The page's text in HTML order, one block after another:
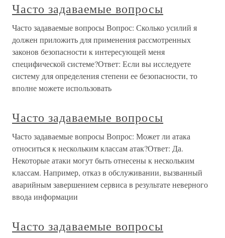
Часто задаваемые вопросы
Часто задаваемые вопросы Вопрос: Сколько усилий я
должен приложить для применения рассмотренных
законов безопасности к интересующей меня
специфической системе?Ответ: Если вы исследуете
систему для определения степени ее безопасности, то
вполне можете использовать
Часто задаваемые вопросы
Часто задаваемые вопросы Вопрос: Может ли атака
относиться к нескольким классам атак?Ответ: Да.
Некоторые атаки могут быть отнесены к нескольким
классам. Например, отказ в обслуживании, вызванный
аварийным завершением сервиса в результате неверного
ввода информации
Часто задаваемые вопросы